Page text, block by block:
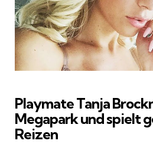
Playmate Tanja
Megapark und spielt
Reizen